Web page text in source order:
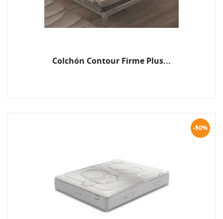
Colchón Contour Firme Plus...
-50%